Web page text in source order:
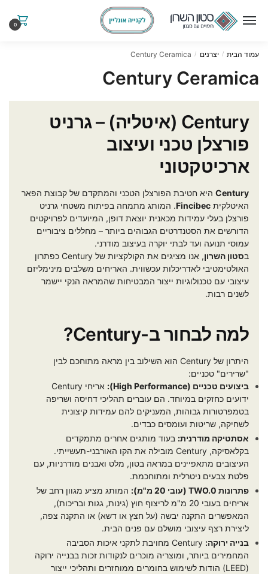
0
עמוד הבית / יצרנים /
Century Ceramica
Century Ceramica
Century (איטליה) – גרניט
פורצלן טכני ועיצוב
ארכיטקטוני
Centuryהיא חטיבת הפורצלן הטכני והמתקדם של קבוצת הפאר
האיטלקית Fincibec. המותג מתמחה בפיתוח משטחי גרניט
פורצלן בעלי עמידות מכאנית יוצאת דופן, המיועדים לפרויקטים
הדורשים את הסטנדרטים הגבוהים ביותר – מחללים ציבוריים
עמוסי תנועה ועד לבתי יוקרה בעיצוב מודרני.
בסטון השרון
, אנו מציגים את הקולקציות של Century כפתרון
האולטימטיבי לאדריכלות עכשווית. האריחים משלבים מינימליזם
עיצובי עם טכנולוגיות ייצור המבטיחות שהמראה הנקי יישמר
לשנים רבות.
למה לבחור ב-Century?
היתרון של Century הוא השילוב בין מראה מתוחכם לבין
"שרירים" טכניים:
ביצועים טכניים (High Performance):
אריחי Century
ידועים כחזקים במיוחד. הם עוברים תהליכי דחיסה ושריפה
בטמפרטורות גבוהות, המעניקים להם עמידות קיצונית
לשחיקה, שריטות ועומסים כבדים.
אסתטיקה מודרנית: בעוד מותגים אחרים מתמקדים
בקלאסיקה, Century מובילה את הקו האורבני-תעשייתי.
העיצובים מתאפיינים במראה בטון, מלט ואבנים מודרניות, עם
פלטת צבעים ניטרלית ומתוחכמת.
פתרונות TWO.0 (עובי 20 מ"מ):
המותג מציע מגוון רחב של
אריחים בעובי 20 מ"מ לריצוף חוץ (גינות, גגות ובריכות),
המאפשרים התקנה יבשה (על חצץ או דשא) או התקנה צפה,
ליצירת רצף עיצובי מושלם עם פנים הבית.
בנייה ירוקה:
Century מחויבת לתקני איכות הסביבה
המחמירים ביותר, ומוצריה מוכרים לנקודות זכות בבנייה ירוקה
(LEED) הודות לשימוש בחומרים ממוחזרים ותהליכי ייצור